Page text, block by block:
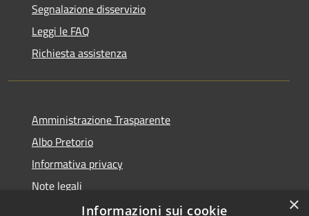
Segnalazione disservizio
Leggi le FAQ
Richiesta assistenza
Amministrazione Trasparente
Albo Pretorio
Informativa privacy
Note legali
Dichiarazione di accessibilità
×
Informazioni sui cookie